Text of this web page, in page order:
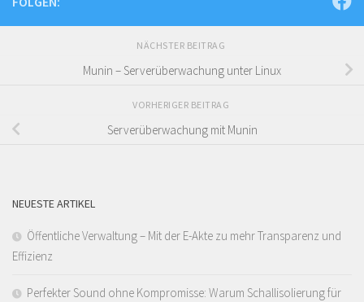
NÄCHSTER BEITRAG
Munin – Serverüberwachung unter Linux
VORHERIGER BEITRAG
Serverüberwachung mit Munin
NEUESTE ARTIKEL
Öffentliche Verwaltung – Mit der E-Akte zu mehr Transparenz und
Effizienz
Perfekter Sound ohne Kompromisse: Warum Schallisolierung für